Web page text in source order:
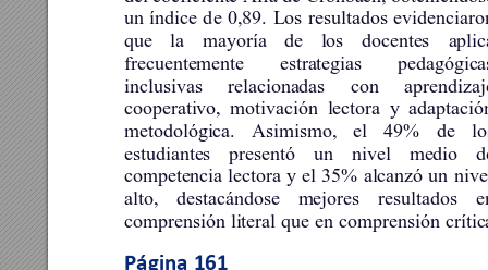
Página 161
un índice de 0,89. Los resultados
que
la mayoría de los docentes
frecuentemente
estrategias
inclusivas
relacionadas con
cooperativo, motivación lectora y
metodológica.
Asimismo, el 49% de
estudiantes
presentó un nivel medio
competencia lectora y el 35% alcanzó un
alto,
destacándose mejores resultados
comprensión literal que en comprensión